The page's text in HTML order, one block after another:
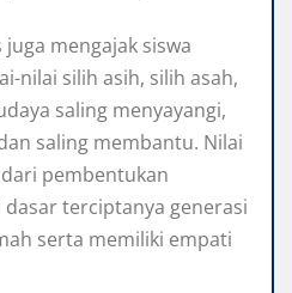
mengajak siswa
nilai silih asih, silih asah,
saling menyayangi,
saling membantu. Nilai
pembentukan
terciptanya generasi
serta memiliki empati